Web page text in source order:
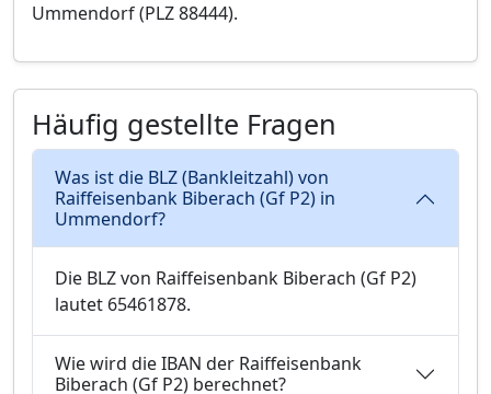
Ummendorf (PLZ 88444).
Häufig gestellte Fragen
Was ist die BLZ (Bankleitzahl) von
Raiffeisenbank Biberach (Gf P2) in
Ummendorf?
Die BLZ von Raiffeisenbank Biberach (Gf P2)
lautet 65461878.
Wie wird die IBAN der Raiffeisenbank
Biberach (Gf P2) berechnet?